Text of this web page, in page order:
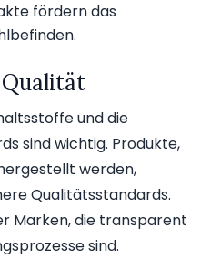
fördern das
und die
sind wichtig. Produkte,
werden,
Qualitätsstandards.
Marken, die transparent
sind.